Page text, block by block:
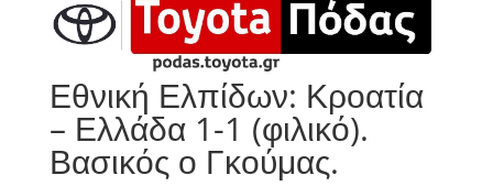
Εθνική Ελπίδων: Κροατία
– Ελλάδα 1-1 (φιλικό).
Βασικός ο Γκούμας.